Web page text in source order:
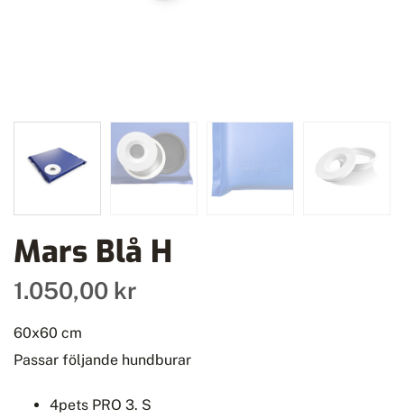
Mars Blå H
1.050,00 kr
60x60 cm
Passar följande hundburar
4pets PRO 3. S